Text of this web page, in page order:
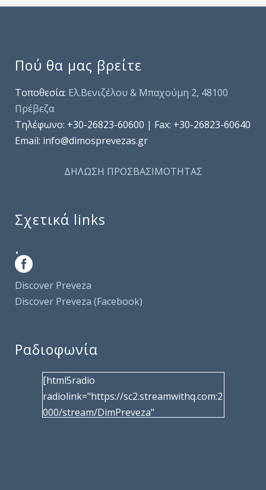
Πού θα μας βρείτε
Τοποθεσία: Ελ.Βενιζέλου & Μπαχούμη 2, 48100
Πρέβεζα
Τηλέφωνo: +30-26823-60600 | Fax: +30-26823-60640
Email: info@dimosprevezas.gr
ΔΗΛΩΣΗ ΠΡΟΣΒΑΣΙΜΟΤΗΤΑΣ
Σχετικά links
.
Discover Preveza
Discover Preveza (Facebook)
Ραδιοφωνία
[html5radio
radiolink="https://sc2.streamwithq.com:2
000/stream/DimPreveza"